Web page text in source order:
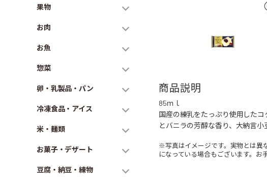
果物
お肉
お魚
惣菜
卵・乳製品・パン
冷凍食品・アイス
米・麺類
お菓子・デザート
豆腐・納豆・練物
商品説明
85ｍｌ
国産の練乳をたっぷり使用した
とバニラの芳醇な香り、大納言小
※写真はイメージです。実物とは異
になっている場合もございます。お